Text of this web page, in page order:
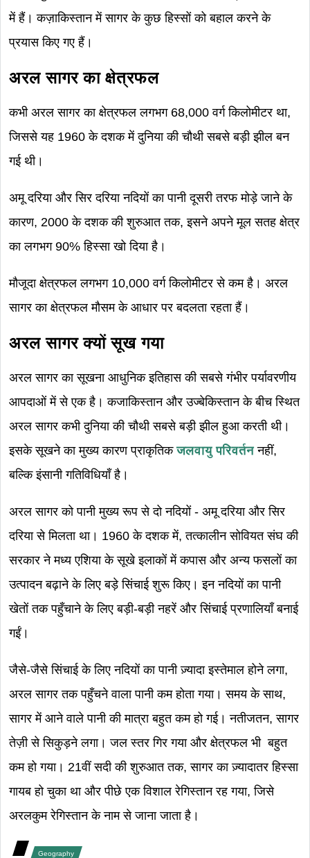
में हैं। कज़ाकिस्तान में सागर के कुछ हिस्सों को बहाल करने के
प्रयास किए गए हैं।
अरल सागर का क्षेत्रफल
कभी अरल सागर का क्षेत्रफल लगभग 68,000 वर्ग किलोमीटर था,
जिससे यह 1960 के दशक में दुनिया की चौथी सबसे बड़ी झील बन
गई थी।
अमू दरिया और सिर दरिया नदियों का पानी दूसरी तरफ मोड़े जाने के
कारण, 2000 के दशक की शुरुआत तक, इसने अपने मूल सतह क्षेत्र
का लगभग 90% हिस्सा खो दिया है।
मौजूदा क्षेत्रफल लगभग 10,000 वर्ग किलोमीटर से कम है। अरल
सागर का क्षेत्रफल मौसम के आधार पर बदलता रहता हैं।
अरल सागर क्यों सूख गया
अरल सागर का सूखना आधुनिक इतिहास की सबसे गंभीर पर्यावरणीय
आपदाओं में से एक है। कजाकिस्तान और उज्बेकिस्तान के बीच स्थित
अरल सागर कभी दुनिया की चौथी सबसे बड़ी झील हुआ करती थी।
इसके सूखने का मुख्य कारण प्राकृतिकजलवायु परिवर्तननहीं,
बल्कि इंसानी गतिविधियाँ है।
अरल सागर को पानी मुख्य रूप से दो नदियों - अमू दरिया और सिर
दरिया से मिलता था। 1960 के दशक में, तत्कालीन सोवियत संघ की
सरकार ने मध्य एशिया के सूखे इलाकों में कपास और अन्य फसलों का
उत्पादन बढ़ाने के लिए बड़े सिंचाई शुरू किए। इन नदियों का पानी
खेतों तक पहुँचाने के लिए बड़ी-बड़ी नहरें और सिंचाई प्रणालियाँ बनाई
गईं।
जैसे-जैसे सिंचाई के लिए नदियों का पानी ज़्यादा इस्तेमाल होने लगा,
अरल सागर तक पहुँचने वाला पानी कम होता गया। समय के साथ,
सागर में आने वाले पानी की मात्रा बहुत कम हो गई। नतीजतन, सागर
तेज़ी से सिकुड़ने लगा। जल स्तर गिर गया और क्षेत्रफल भी बहुत
कम हो गया। 21वीं सदी की शुरुआत तक, सागर का ज़्यादातर हिस्सा
गायब हो चुका था और पीछे एक विशाल रेगिस्तान रह गया, जिसे
अरलकुम रेगिस्तान के नाम से जाना जाता है।
Geography